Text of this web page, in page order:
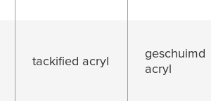
tackified acryl
geschuimd
acryl